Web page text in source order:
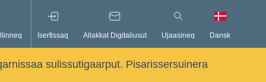
Iserfissaq Allakkat Digitaliusut Ujaasineq Dansk
sulissutigaarput. Pisarissersuinera